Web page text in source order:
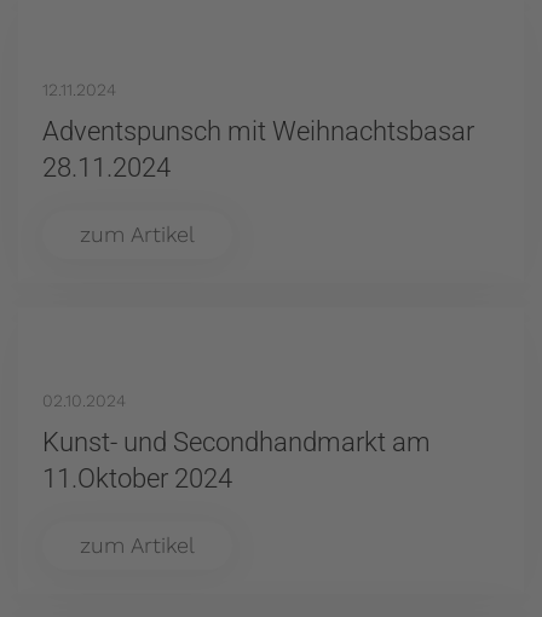
12.11.2024
Adventspunsch mit Weihnachtsbasar
28.11.2024
zum Artikel
02.10.2024
Kunst- und Secondhandmarkt am
11.Oktober 2024
zum Artikel